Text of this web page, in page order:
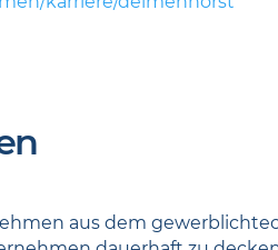
aus dem